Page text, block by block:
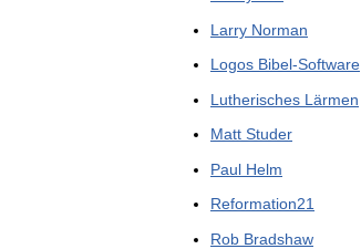
Larry Norman
Logos Bibel-Software
Lutherisches Lärmen
Matt Studer
Paul Helm
Reformation21
Rob Bradshaw